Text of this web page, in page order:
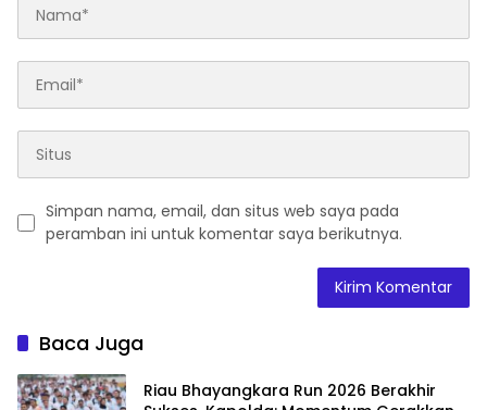
Simpan nama, email, dan situs web saya pada
peramban ini untuk komentar saya berikutnya.
Baca Juga
Riau Bhayangkara Run 2026 Berakhir